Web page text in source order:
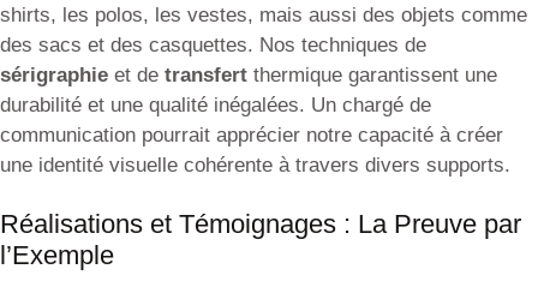
shirts, les polos, les vestes, mais aussi des objets comme
des sacs et des casquettes. Nos techniques de
sérigraphie et de transfert thermique garantissent une
durabilité et une qualité inégalées. Un chargé de
communication pourrait apprécier notre capacité à créer
une identité visuelle cohérente à travers divers supports.
Réalisations et Témoignages : La Preuve par
l’Exemple